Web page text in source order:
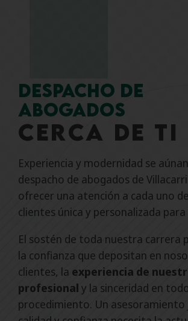
Despacho de
abogados
cerca de ti
Experiencia y modernidad se
despacho de abogados de
ofrecer una atención a cada uno
clientes única y personalizada para
El sostén de toda nuestra carrera
la confianza que depositan en
clientes, la experiencia de
profesional y la sinceridad en
procedimiento. Un asesoramiento